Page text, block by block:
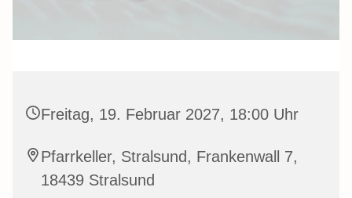
Freitag, 19. Februar 2027, 18:00 Uhr
Pfarrkeller, Stralsund, Frankenwall 7,
18439 Stralsund